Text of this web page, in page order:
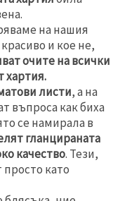
на нашия
и кое не,
очите на всички
хартия.
листи, а на
въпроса как биха
се намирала в
гланцираната
качество. Тези,
като